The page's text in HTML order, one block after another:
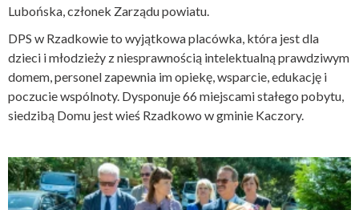
Lubońska, członek Zarządu powiatu.
DPS w Rzadkowie to wyjątkowa placówka, która jest dla
dzieci i młodzieży z niesprawnością intelektualną prawdziwym
domem, personel zapewnia im opiekę, wsparcie, edukację i
poczucie wspólnoty. Dysponuje 66 miejscami stałego pobytu,
siedzibą Domu jest wieś Rzadkowo w gminie Kaczory.